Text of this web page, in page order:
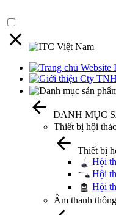
DANH MỤC
Thiết bị hội
Thiết bị
Hội
Hội
Hội
Âm thanh